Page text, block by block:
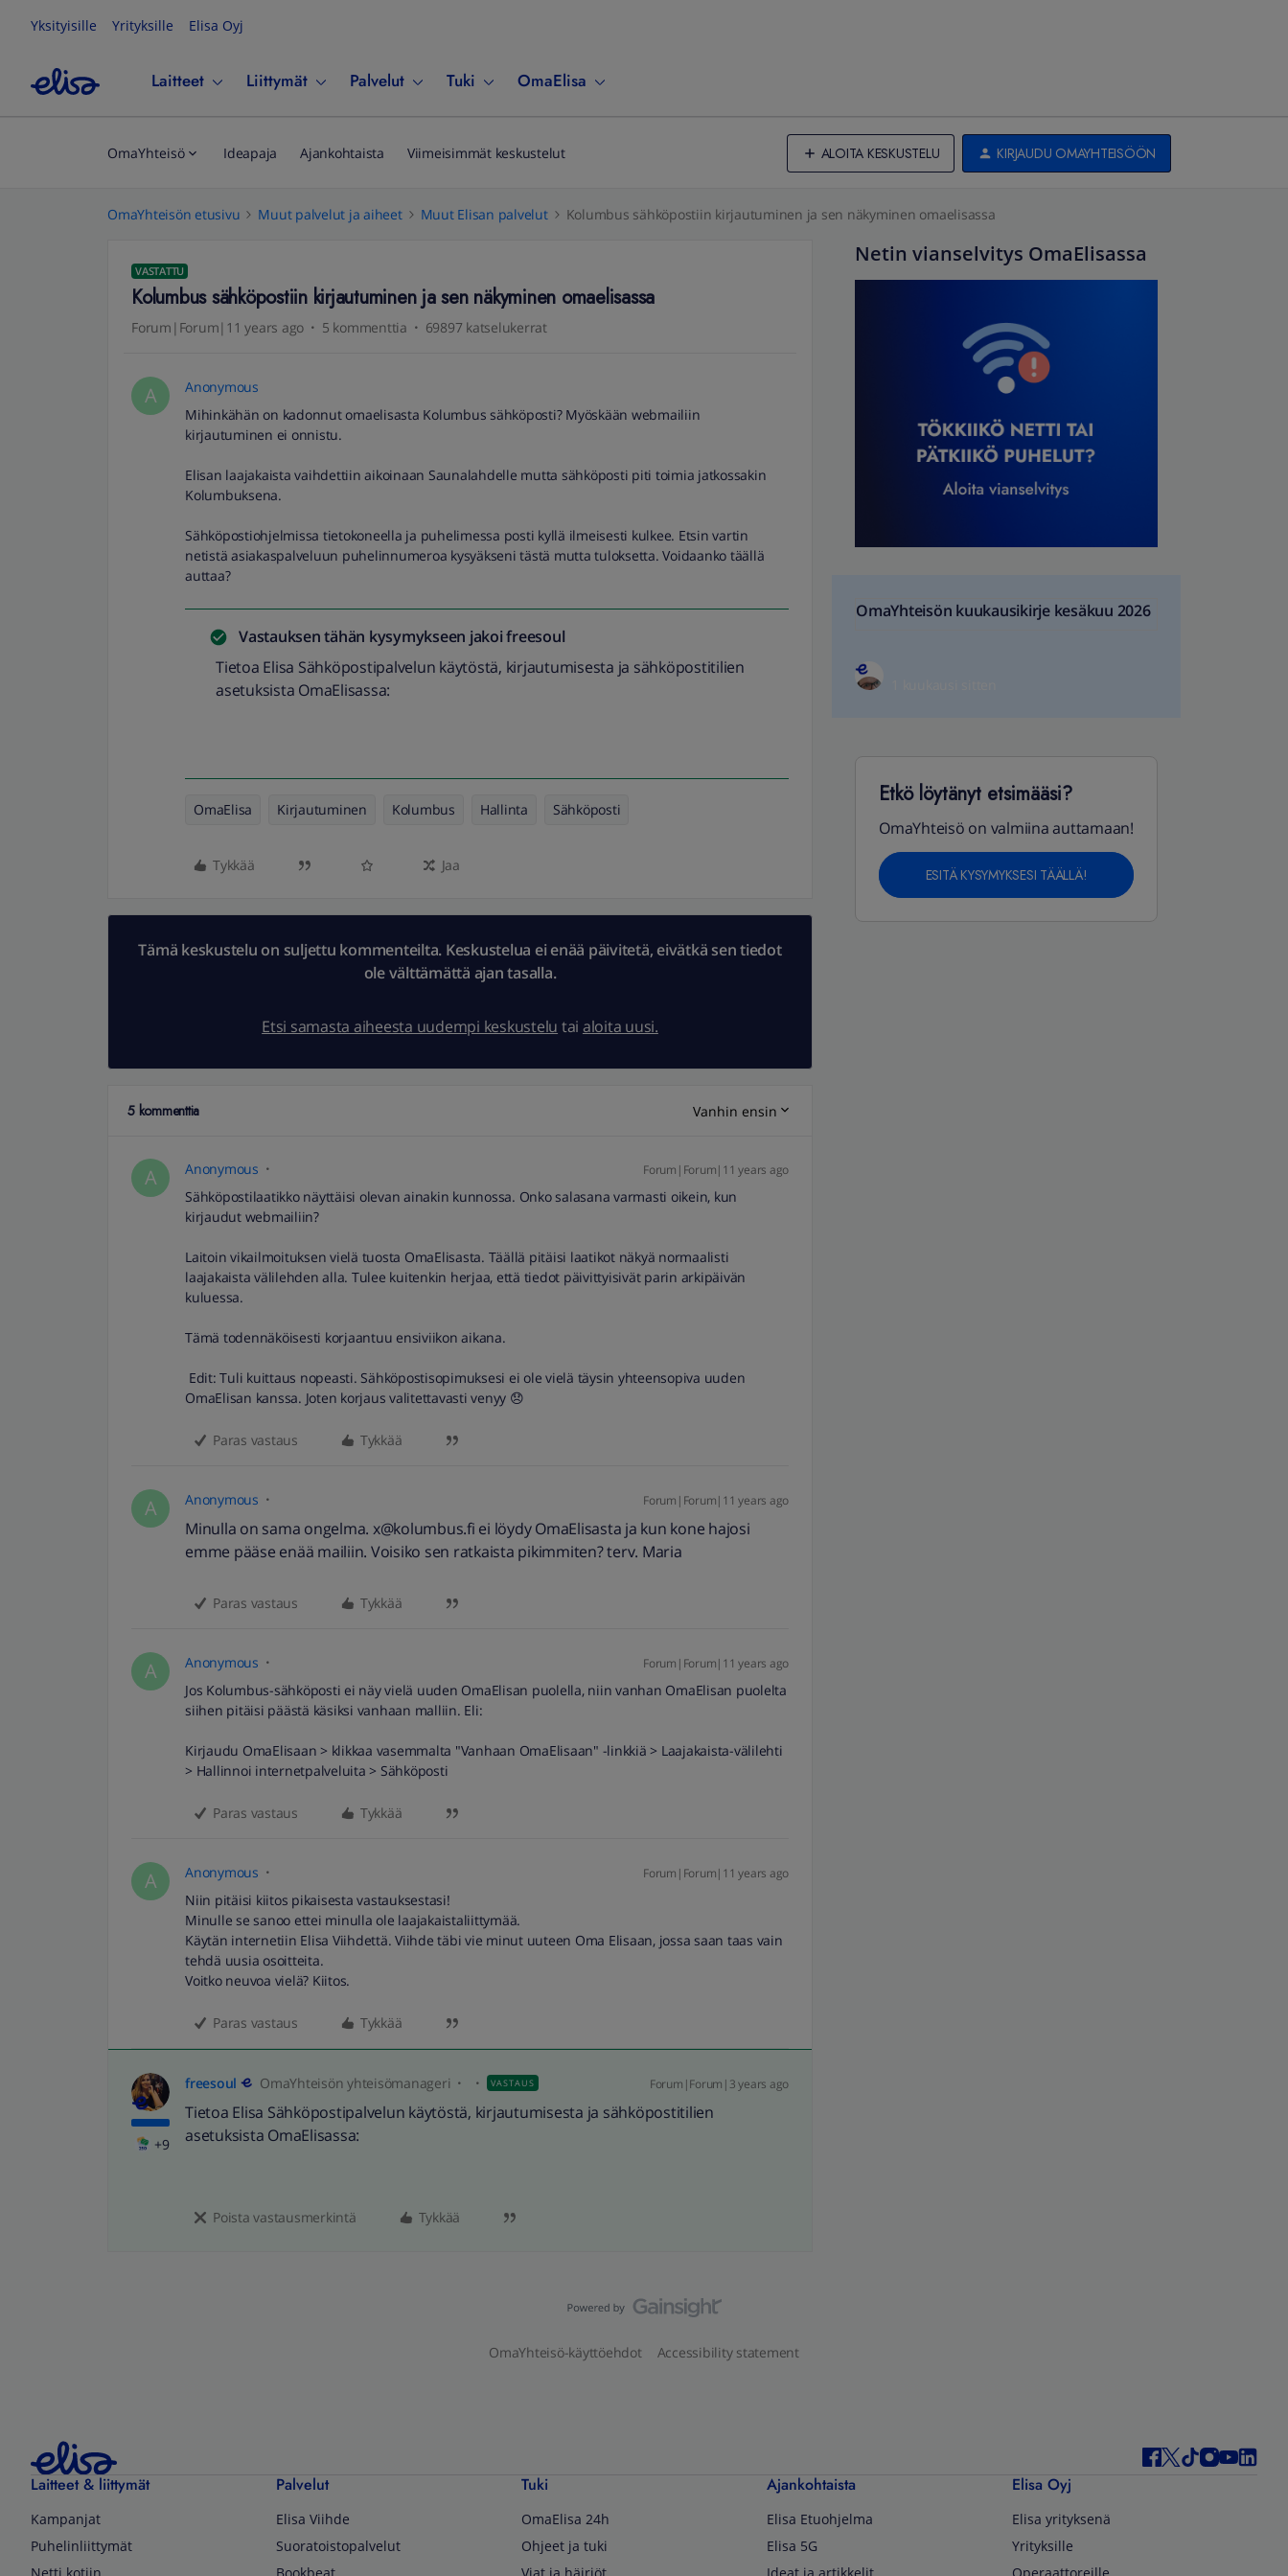
Yksityisille Yrityksille Elisa Oyj
Laitteet Liittymät Palvelut Tuki OmaElisa
OmaYhteisö Ideapaja Ajankohtaista Viimeisimmät keskustelut ALOITA KESKUSTELU KIRJAUDU OMAYHTEISÖÖN
OmaYhteisön etusivu Muut palvelut ja aiheet Muut Elisan palvelut Kolumbus sähköpostiin kirjautuminen ja sen näkyminen omaelisassa
VASTATTU
Kolumbus sähköpostiin kirjautuminen ja sen näkyminen omaelisassa
Forum|Forum|11 years ago 5 kommenttia 69897 katselukerrat
A
Anonymous
Mihinkähän on kadonnut omaelisasta Kolumbus sähköposti? Myöskään webmailiin
kirjautuminen ei onnistu.
Elisan laajakaista vaihdettiin aikoinaan Saunalahdelle mutta sähköposti piti toimia jatkossakin
Kolumbuksena.
Sähköpostiohjelmissa tietokoneella ja puhelimessa posti kyllä ilmeisesti kulkee. Etsin vartin
netistä asiakaspalveluun puhelinnumeroa kysyäkseni tästä mutta tuloksetta. Voidaanko täällä
auttaa?
Vastauksen tähän kysymykseen jakoifreesoul
Tietoa Elisa Sähköpostipalvelun käytöstä, kirjautumisesta ja sähköpostitilien
asetuksista OmaElisassa:
OmaElisa Kirjautuminen Kolumbus Hallinta Sähköposti
Tykkää Jaa
Tämä keskustelu on suljettu kommenteilta. Keskustelua ei enää päivitetä, eivätkä sen tiedot
ole välttämättä ajan tasalla.
Etsi samasta aiheesta uudempi keskustelu tai aloita uusi.
5 kommenttia Vanhin ensin
A Anonymous Forum|Forum|11 years ago
Sähköpostilaatikko näyttäisi olevan ainakin kunnossa. Onko salasana varmasti oikein, kun
kirjaudut webmailiin?
Laitoin vikailmoituksen vielä tuosta OmaElisasta. Täällä pitäisi laatikot näkyä normaalisti
laajakaista välilehden alla. Tulee kuitenkin herjaa, että tiedot päivittyisivät parin arkipäivän
kuluessa.
Tämä todennäköisesti korjaantuu ensiviikon aikana.
Edit: Tuli kuittaus nopeasti. Sähköpostisopimuksesi ei ole vielä täysin yhteensopiva uuden
OmaElisan kanssa. Joten korjaus valitettavasti venyy 😞
Paras vastaus Tykkää
A Anonymous Forum|Forum|11 years ago
Minulla on sama ongelma. x@kolumbus.fi ei löydy OmaElisasta ja kun kone hajosi
emme pääse enää mailiin. Voisiko sen ratkaista pikimmiten? terv. Maria
Paras vastaus Tykkää
A Anonymous Forum|Forum|11 years ago
Jos Kolumbus-sähköposti ei näy vielä uuden OmaElisan puolella, niin vanhan OmaElisan puolelta
siihen pitäisi päästä käsiksi vanhaan malliin. Eli:
Kirjaudu OmaElisaan > klikkaa vasemmalta "Vanhaan OmaElisaan" -linkkiä > Laajakaista-välilehti
> Hallinnoi internetpalveluita > Sähköposti
Paras vastaus Tykkää
A Anonymous Forum|Forum|11 years ago
Niin pitäisi kiitos pikaisesta vastauksestasi!
Minulle se sanoo ettei minulla ole laajakaistaliittymää.
Käytän internetiin Elisa Viihdettä. Viihde täbi vie minut uuteen Oma Elisaan, jossa saan taas vain
tehdä uusia osoitteita.
Voitko neuvoa vielä? Kiitos.
Paras vastaus Tykkää
+9
freesoul OmaYhteisön yhteisömanageri VASTAUS Forum|Forum|3 years ago
Tietoa Elisa Sähköpostipalvelun käytöstä, kirjautumisesta ja sähköpostitilien
asetuksista OmaElisassa:
Poista vastausmerkintä Tykkää
Netin vianselvitys OmaElisassa
OmaYhteisön kuukausikirje kesäkuu 2026
Etkö löytänyt etsimääsi?
OmaYhteisö on valmiina auttamaan!
ESITÄ KYSYMYKSESI TÄÄLLÄ!
OmaYhteisö-käyttöehdot Accessibility statement
Laitteet & liittymät
Kampanjat
Puhelinliittymät
Palvelut
Elisa Viihde
Suoratoistopalvelut
Tuki
OmaElisa 24h
Ohjeet ja tuki
Ajankohtaista
Elisa Etuohjelma
Elisa 5G
Elisa Oyj
Elisa yrityksenä
Yrityksille